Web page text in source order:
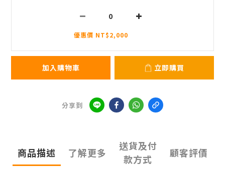
優惠價 NT$2,000
加入購物車 立即購買
分享到
商品描述 了解更多
送貨及付
款方式
顧客評價